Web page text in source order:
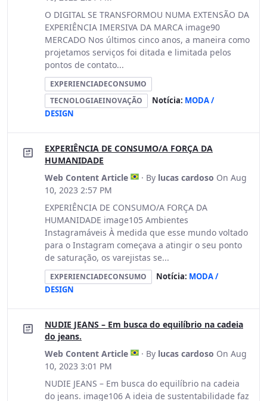
O DIGITAL SE TRANSFORMOU NUMA EXTENSÃO DA
EXPERIÊNCIA IMERSIVA DA MARCA image90
MERCADO Nos últimos cinco anos, a maneira como
projetamos serviços foi ditada e limitada pelos
pontos de contato...
EXPERIENCIADECONSUMO
TECNOLOGIAEINOVAÇÃO
Notícia: MODA /
DESIGN
EXPERIÊNCIA DE CONSUMO/A FORÇA DA
HUMANIDADE
Web Content Article
· By lucas cardoso On Aug
10, 2023 2:57 PM
EXPERIÊNCIA DE CONSUMO/A FORÇA DA
HUMANIDADE image105 Ambientes
Instagramáveis À medida que esse mundo voltado
para o Instagram começava a atingir o seu ponto
de saturação, os varejistas se...
EXPERIENCIADECONSUMO Notícia: MODA /
DESIGN
NUDIE JEANS – Em busca do equilíbrio na cadeia
do jeans.
Web Content Article
· By lucas cardoso On Aug
10, 2023 3:01 PM
NUDIE JEANS – Em busca do equilíbrio na cadeia
do jeans. image106 A ideia de sustentabilidade faz